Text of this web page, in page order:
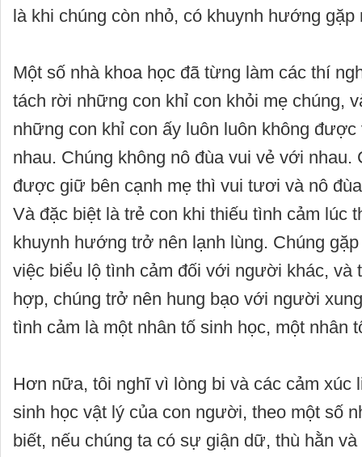
là khi chúng còn nhỏ, có khuynh hướng gặp
Một số nhà khoa học đã từng làm các thí
tách rời những con khỉ con khỏi mẹ chúng,
những con khỉ con ấy luôn luôn không được
nhau. Chúng không nô đùa vui vẻ với nhau.
được giữ bên cạnh mẹ thì vui tươi và nô
Và đặc biệt là trẻ con khi thiếu tình cảm lúc
khuynh hướng trở nên lạnh lùng. Chúng
việc biểu lộ tình cảm đối với người khác, và
hợp, chúng trở nên hung bạo với người
tình cảm là một nhân tố sinh học, một nhân
Hơn nữa, tôi nghĩ vì lòng bi và các cảm xúc
sinh học vật lý của con người, theo một số
biết, nếu chúng ta có sự giận dữ, thù hằn